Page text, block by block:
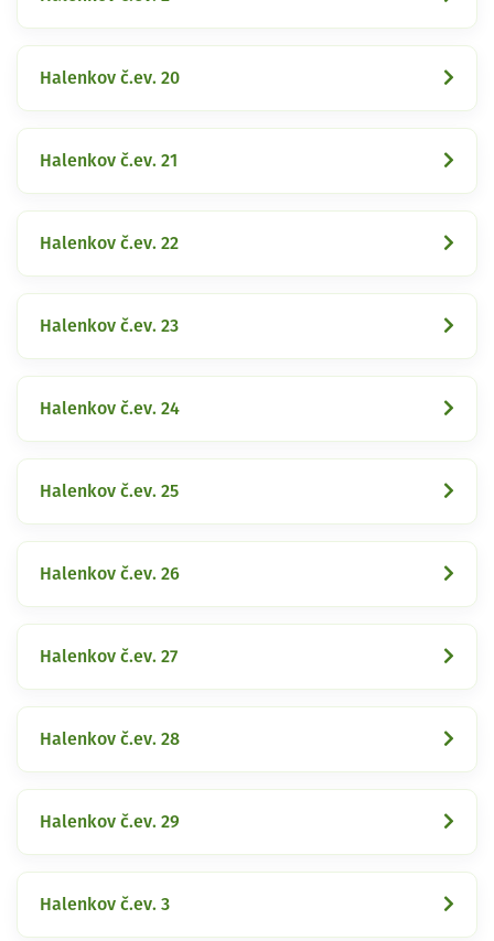
Halenkov č.ev. 20
Halenkov č.ev. 21
Halenkov č.ev. 22
Halenkov č.ev. 23
Halenkov č.ev. 24
Halenkov č.ev. 25
Halenkov č.ev. 26
Halenkov č.ev. 27
Halenkov č.ev. 28
Halenkov č.ev. 29
Halenkov č.ev. 3